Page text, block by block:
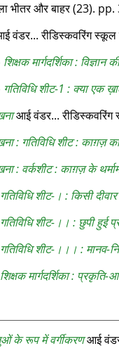
भीतर और बाहर (23).
वंडर... रीडिस्‍कवरिंग
मार्गदर्शिका :
गतिविधि शीट-1 : क्‍या एक
आई वंडर...
: गतिविधि शीट : काग़ज़
: वर्कशीट : काग़ज़ के
शीट-। : किसी
शीट-।। : छुपी हुई
शीट-।।। : मानव-
मार्गदर्शिका : प्रकृति-
के रूप में वर्गीकरणआई